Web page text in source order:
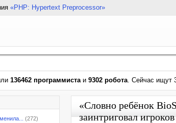
«PHP: Hypertext Preprocessor»
136462 программистаи 9302 робота. Сейчас ищут
(272)
«Словно ребёнок
заинтриговал игроков